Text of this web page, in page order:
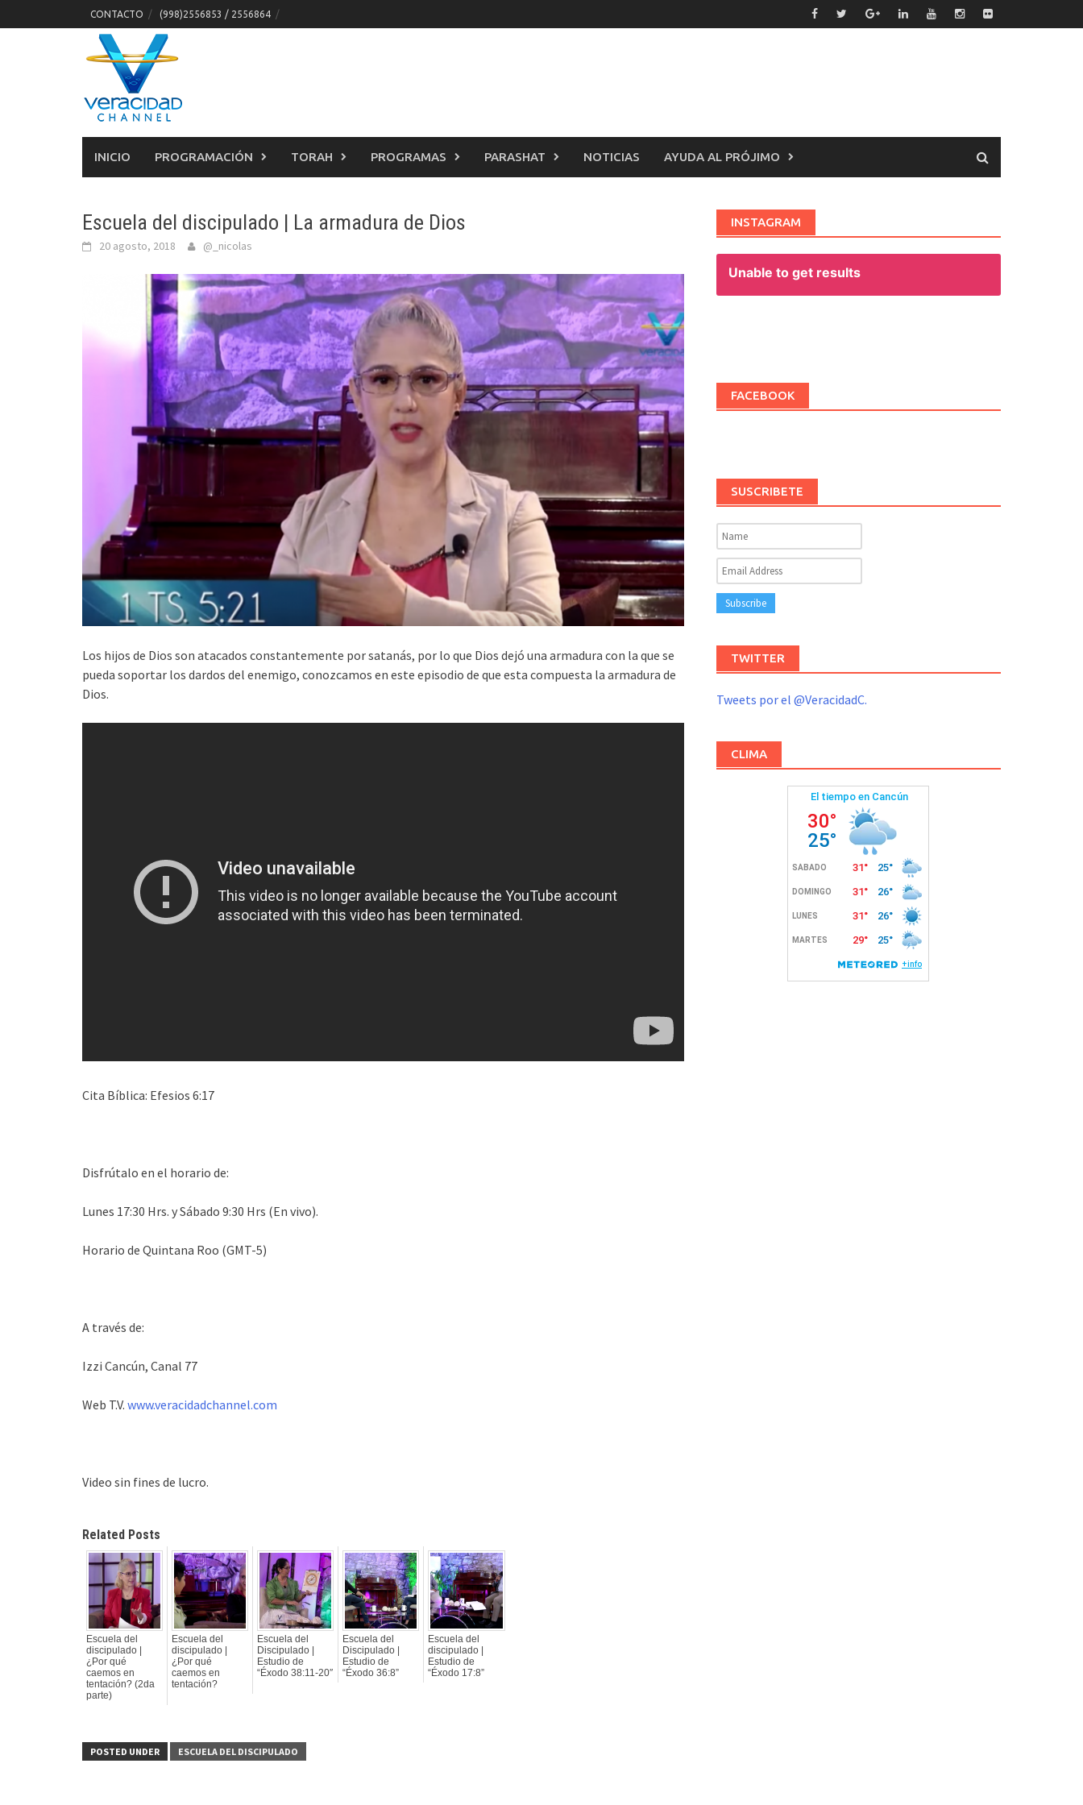
to
CONTACTO (998)2556853 / 2556864
INICIO PROGRAMACIÓN TORAH PROGRAMAS PARASHAT NOTICIAS AYUDA AL PRÓJIMO
Escuela del discipulado | La armadura de Dios
20 agosto, 2018 @_nicolas
Los hijos de Dios son atacados constantemente por satanás, por lo que Dios dejó una armadura con la que se
pueda soportar los dardos del enemigo, conozcamos en este episodio de que esta compuesta la armadura de
Dios.
Cita Bíblica: Efesios 6:17
Disfrútalo en el horario de:
Lunes 17:30 Hrs. y Sábado 9:30 Hrs (En vivo).
Horario de Quintana Roo (GMT-5)
A través de:
Izzi Cancún, Canal 77
Web T.V. www.veracidadchannel.com
Video sin fines de lucro.
Related Posts
Escuela del
discipulado |
¿Por qué
caemos en
tentación? (2da
parte)
Escuela del
discipulado |
¿Por qué
caemos en
tentación?
Escuela del
Discipulado |
Estudio de
“Éxodo 38:11-20″
Escuela del
Discipulado |
Estudio de
“Éxodo 36:8”
Escuela del
discipulado |
Estudio de
“Éxodo 17:8”
POSTED UNDER ESCUELA DEL DISCIPULADO
INSTAGRAM
Unable to get results
FACEBOOK
SUSCRIBETE
TWITTER
Tweets por el @VeracidadC.
CLIMA